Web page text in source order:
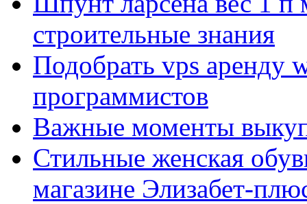
строительные знания
Подобрать vps аренду
программистов
Важные моменты
Стильные женская
магазине Элизабет-